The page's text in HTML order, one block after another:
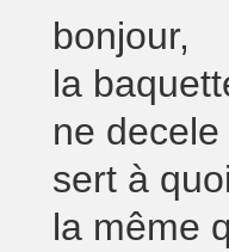
bonjour,
la
ne
sert à
la même